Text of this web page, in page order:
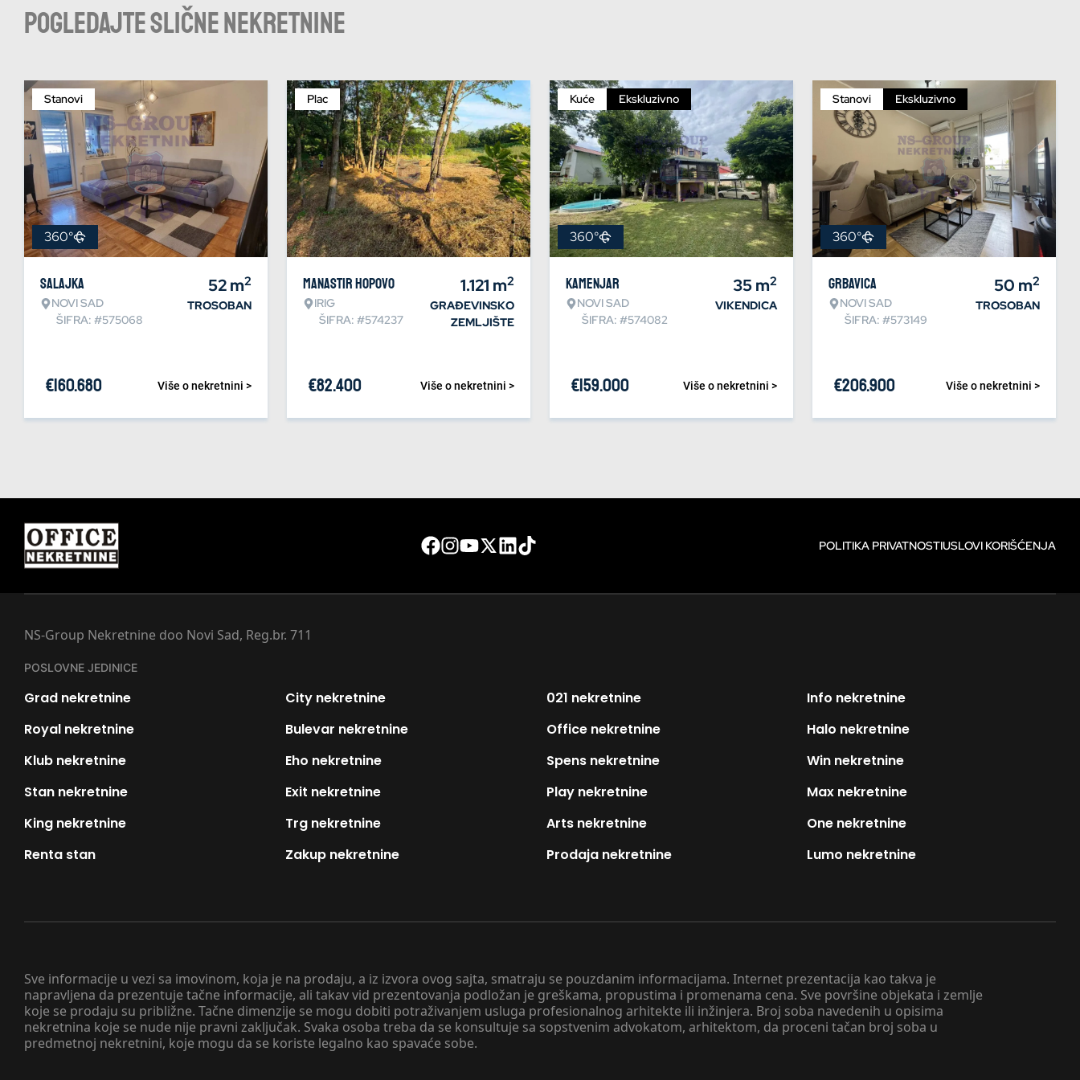
Pogledajte slične nekretnine
Stanovi
360°
Salajka
NOVI SAD
ŠIFRA: #575068
52m2
TROSOBAN
Više o nekretnini >
€160.680
Plac
Manastir Hopovo
IRIG
ŠIFRA: #574237
1.121 m2
GRAĐEVINSKO
ZEMLJIŠTE
Više o nekretnini >
€82.400
Kuće Ekskluzivno
360°
Kamenjar
NOVI SAD
ŠIFRA: #574082
35m2
VIKENDICA
Više o nekretnini >
€159.000
Stanovi Ekskluzivno
360°
Grbavica
NOVI SAD
ŠIFRA: #573149
50 m2
TROSOBAN
Više o nekretnini >
€206.900
POLITIKA PRIVATNOSTIUSLOVI KORIŠĆENJA
Sve informacije u vezi sa imovinom, koja je na prodaju, a iz izvora ovog sajta, smatraju se pouzdanim informacijama. Internet prezentacija kao takva je
napravljena da prezentuje tačne informacije, ali takav vid prezentovanja podložan je greškama, propustima i promenama cena. Sve površine objekata i zemlje
koje se prodaju su približne. Tačne dimenzije se mogu dobiti potraživanjem usluga profesionalnog arhitekte ili inžinjera. Broj soba navedenih u opisima
nekretnina koje se nude nije pravni zaključak. Svaka osoba treba da se konsultuje sa sopstvenim advokatom, arhitektom, da proceni tačan broj soba u
predmetnoj nekretnini, koje mogu da se koriste legalno kao spavaće sobe.
NS-Group Nekretnine doo Novi Sad, Reg.br. 711
POSLOVNE JEDINICE
Grad nekretnine City nekretnine 021 nekretnine
Info nekretnine
Royal nekretnine
Bulevar nekretnine Office nekretnine
Halo nekretnine
Klub nekretnine
Eho nekretnine Spens nekretnine
Win nekretnine
Stan nekretnine
Exit nekretnine Play nekretnine
Max nekretnine
King nekretnine
Trg nekretnine Arts nekretnine
One nekretnine
Renta stan
Zakup nekretnine Prodaja nekretnine Lumo nekretnine